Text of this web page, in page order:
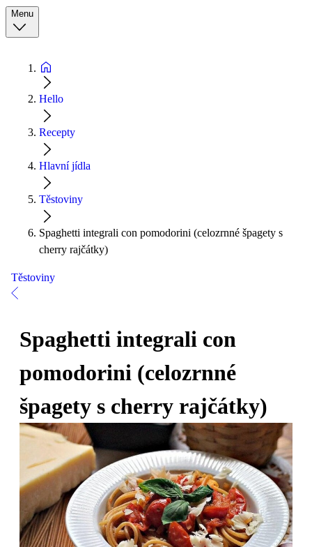
Menu
Hello
Recepty
Hlavní jídla
Těstoviny
Spaghetti integrali con pomodorini (celozrnné špagety s
cherry rajčátky)
Těstoviny
Spaghetti integrali con
pomodorini (celozrnné
špagety s cherry rajčátky)